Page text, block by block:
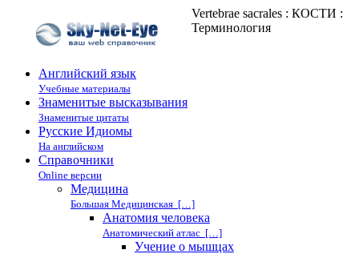
Vertebrae sacrales : КОСТИ :
Терминология
Английский язык
Учебные материалы
Знаменитые высказывания
Знаменитые цитаты
Русские Идиомы
На английском
Справочники
Online версии
Медицина
Большая Медицинская […]
Анатомия человека
Анатомический атлас […]
Учение о мышцах